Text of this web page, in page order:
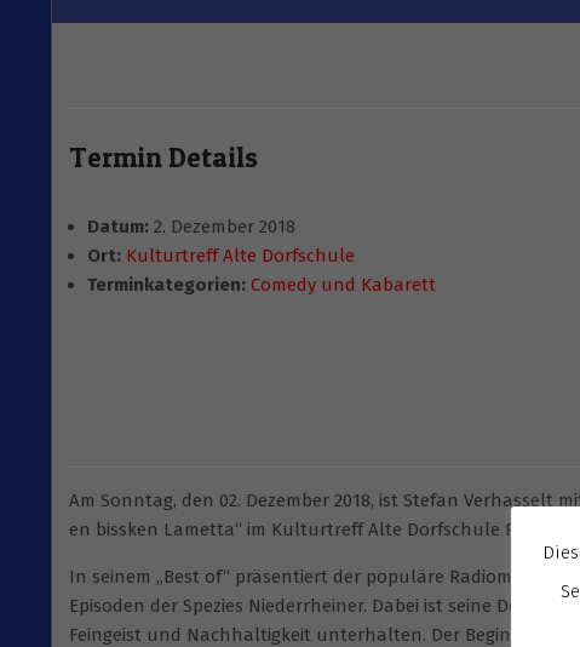
Termin Details
Datum: 2. Dezember 2018
Ort: Kulturtreff Alte Dorfschule
Terminkategorien: Comedy und Kabarett
Am Sonntag, den 02. Dezember 2018, ist Stefan Verhasselt
en bissken Lametta“ im Kulturtreff Alte Dorfschule Rumeln
In seinem „Best of“ präsentiert der populäre
Episoden der Spezies Niederrheiner. Dabei ist seine
Feingeist und Nachhaltigkeit unterhalten. Der Beginn ist um